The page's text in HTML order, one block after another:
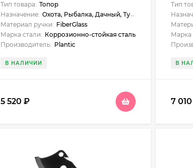
Тип товара: Топор
Назначение: Охота, Рыбалка, Дачный, Туристический, Экспедиционный
Материал ручки: FiberGlass
Марка стали: Коррозионно-стойкая сталь
Производитель: Plantic
В НАЛИЧИИ
5 520 ₽
Тип
Марка
В
7